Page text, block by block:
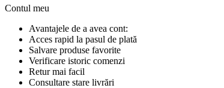
Contul meu
Avantajele de a avea cont:
Acces rapid la pasul de plată
Salvare produse favorite
Verificare istoric comenzi
Retur mai facil
Consultare stare livrări